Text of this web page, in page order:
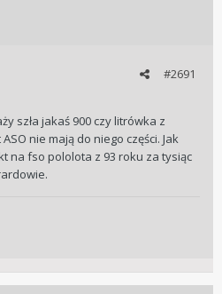
#2691
szła jakaś 900 czy litrówka z
nie mają do niego części. Jak
na fso pololota z 93 roku za tysiąc